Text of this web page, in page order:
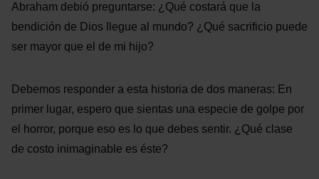
Abraham debió preguntarse: ¿Qué costará que la
bendición de Dios llegue al mundo? ¿Qué sacrificio puede
ser mayor que el de mi hijo?
Debemos responder a esta historia de dos maneras: En
primer lugar, espero que sientas una especie de golpe por
el horror, porque eso es lo que debes sentir. ¿Qué clase
de costo inimaginable es éste?